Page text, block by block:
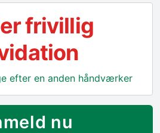
frivillig
efter en anden håndværker
nu